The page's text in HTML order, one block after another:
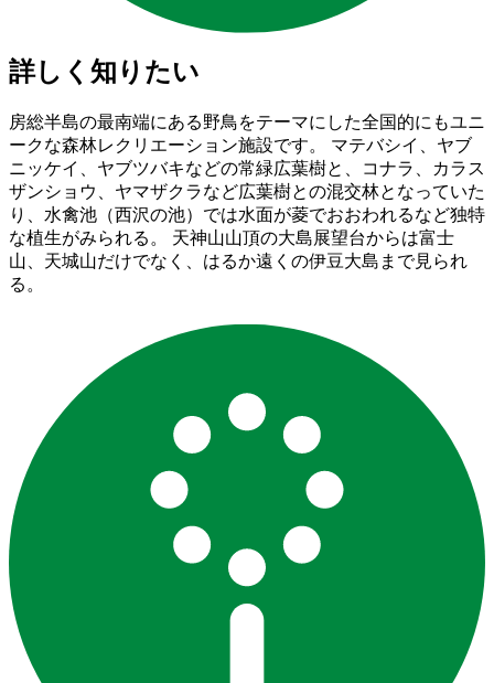
詳しく知りたい
房総半島の最南端にある野鳥をテーマにした全国的にもユニ
ークな森林レクリエーション施設です。 マテバシイ、ヤブ
ニッケイ、ヤブツバキなどの常緑広葉樹と、コナラ、カラス
ザンショウ、ヤマザクラなど広葉樹との混交林となっていた
り、水禽池（西沢の池）では水面が菱でおおわれるなど独特
な植生がみられる。 天神山山頂の大島展望台からは富士
山、天城山だけでなく、はるか遠くの伊豆大島まで見られ
る。